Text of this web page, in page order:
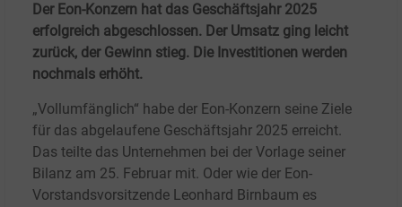
Der Eon-Konzern hat das Geschäftsjahr 2025
erfolgreich abgeschlossen. Der Umsatz ging leicht
zurück, der Gewinn stieg. Die Investitionen werden
nochmals erhöht.
„Vollumfänglich“ habe der Eon-Konzern seine Ziele
für das abgelaufene Geschäftsjahr 2025 erreicht.
Das teilte das Unternehmen bei der Vorlage seiner
Bilanz am 25. Februar mit. Oder wie der Eon-
Vorstandsvorsitzende Leonhard Birnbaum es